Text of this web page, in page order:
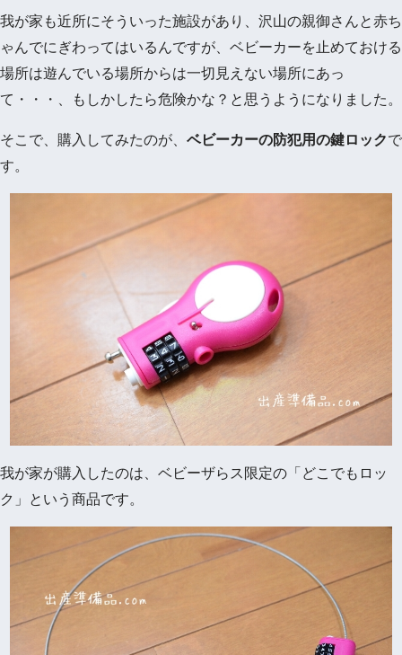
我が家も近所にそういった施設があり、沢山の親御さんと赤ち
ゃんでにぎわってはいるんですが、ベビーカーを止めておける
場所は遊んでいる場所からは一切見えない場所にあっ
て・・・、もしかしたら危険かな？と思うようになりました。
そこで、購入してみたのが、 ベビーカーの防犯用の鍵ロックで
す。
我が家が購入したのは、ベビーザらス限定の「どこでもロッ
ク」という商品です。